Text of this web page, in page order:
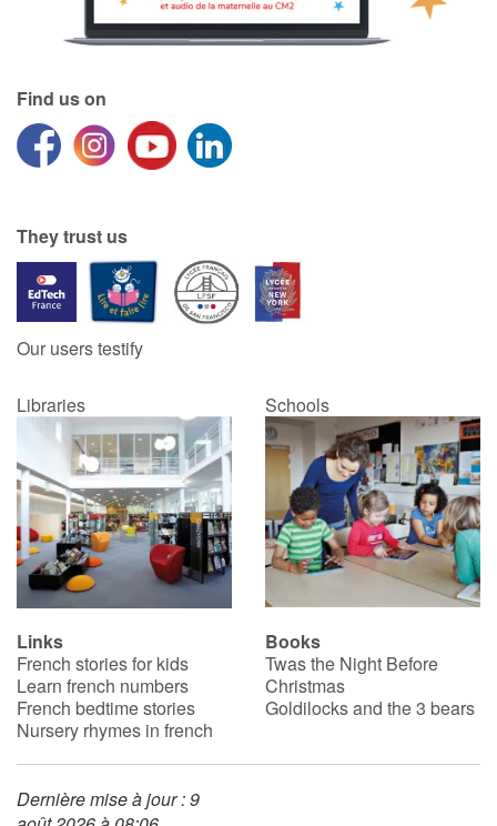
Find us on
They trust us
Our users testify
Libraries Schools
Links
French stories for kids
Learn french numbers
French bedtime stories
Nursery rhymes in french
Books
Twas the Night Before
Christmas
Goldilocks and the 3 bears
Dernière mise à jour : 9